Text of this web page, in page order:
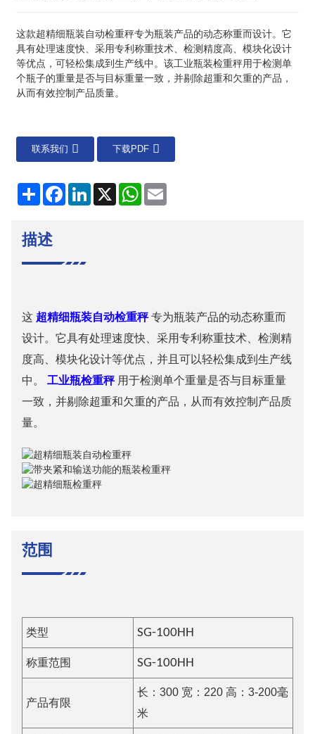
这款超精细瓶装自动检重秤专为瓶装产品的动态称重而设计。它
具有处理速度快、采用专利称重技术、检测精度高、模块化设计
等优点，可轻松集成到生产线中。该工业瓶装检重秤用于检测单
个瓶子的重量是否与目标重量一致，并剔除超重和欠重的产品，
从而有效控制产品质量。
联系我们 下载PDF
分
享
FacebookLinkedIn
X WhatsApp
电
描述
这 超精细瓶装自动检重秤专为瓶装产品的动态称重而
设计。它具有处理速度快、采用专利称重技术、检测精
度高、模块化设计等优点，并且可以轻松集成到生产线
中。 工业瓶检重秤用于检测单个重量是否与目标重量
一致，并剔除超重和欠重的产品，从而有效控制产品质
量。
范围
类型 SG-100HH
称重范围 SG-100HH
产品有限
长：300 宽：220 高：3-200毫
米